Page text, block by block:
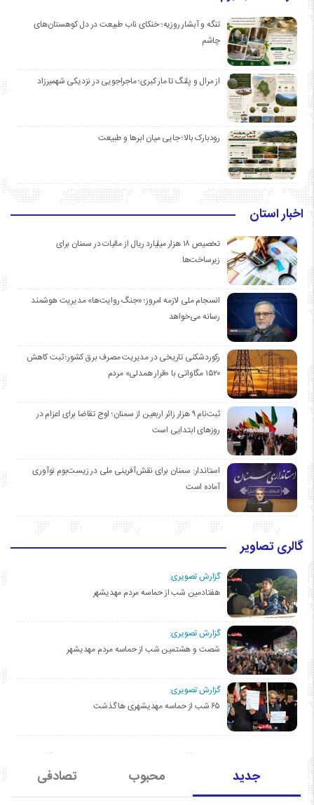
تنگه و آبشار روزیه؛ خنکای ناب طبیعت در دل کوهستان‌های
چاشم
از مرال و پلنگ تا مار کبری؛ ماجراجویی در نزدیکی شهمیرزاد
رودبارک بالا؛ جایی میان ابرها و طبیعت
اخبار استان
تخصیص ۱۸ هزار میلیارد ریال از مالیات در سمنان برای
زیرساخت‌ها
انسجام ملی لازمه امروز؛ «جنگ روایت‌ها» مدیریت هوشمند
رسانه می‌خواهد
رکوردشکنی تاریخی در مدیریت مصرف برق کشور؛ ثبت کاهش
۱۵۲۰ مگاواتی با «قرار همدلی» مردم
ثبت‌نام ۹ هزار زائر اربعین از سمنان؛ اوج تقاضا برای اعزام در
روزهای ابتدایی است
استاندار: سمنان برای نقش‌آفرینی ملی در زیست‌بوم نوآوری
آماده است
گالری تصاویر
گزارش تصویری:
هفتادمین شب از حماسه مردم مهدیشهر
گزارش تصویری:
شصت و هشتمین شب از حماسه مردم مهدیشهر
گزارش تصویری:
۶۵ شب از حماسه مهدیشهری ها گذشت
جدید محبوب تصادفی